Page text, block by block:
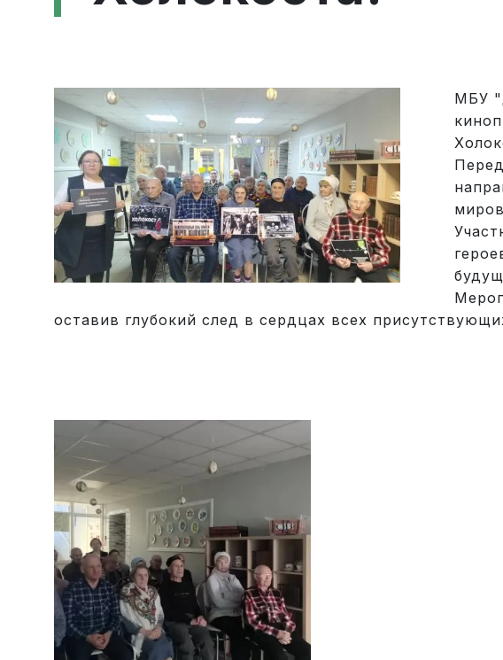
МБУ
оставив глубокий след в сердцах всех